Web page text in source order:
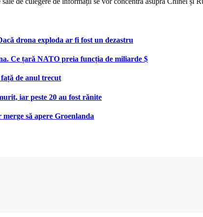
drona exploda ar fi fost un dezastru
Ce țară NATO preia funcția de miliarde $
de anul trecut
iar peste 20 au fost rănite
să apere Groenlanda